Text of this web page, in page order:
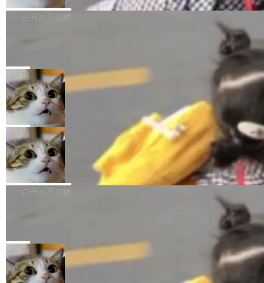
技术判断。 两行 prompt 就能个性化任何软件 C
ness 的内测，可以回复或私信联系我。请附上
Harness 负责把能力落到真实环境中——调用工
具、读写文件、管理上下文、处理错误、完成闭
环。崔添翼招人的标...
型的预览版本 SenseNova U1.5-Lite-Preview。
理解、推理、生成与编辑，还仅以 8B-MoT 的轻
量大小，将能力推进到4K、更精细的真实质感、
更复杂的视觉控制和可持续迭代编辑。 相比 U
1，U1.5-Lite-Preview 在以下方向上带来了显著
提升： 原生支持4K图像生成； 更精细的局部纹
理、细节与真实世界质感； 更准确的中英文文字
生成与复杂版式组织； 更稳定的图...
白开水不加糖
nap。这次是 hwctl——一个用来检查 Ubuntu
硬件认证状态的命令行工具。 Canonical 工程师
Alan Griffiths 在邮件列表中说得很直白：「hwc
tl 是一个 Ubuntu 专有的包，它和它的依赖项都
是 Ubuntu 专有的，不会用在其他发行版上。」
所以 deb 版本的受众实际上为零。既然只有 Ub
untu 用户在用，那用 snap 打包就没什么可纠结
的。 从 deb 到 snap 的迁移路径 hwctl 是 rust-
hwlib 硬件 API 库的一部分，命令行工具负责查
局
Dario Amodei 担心新人来 Anthropic
只为金钱，不为使命
顶级 AI 研究员在两家公司之间来回跳，中间只
隔了几天。 Lilian Weng 上周刚宣布因健康原因
离开 Thinking Machines Lab，说自己作为联合
创始人的角色「太累了」。几天后，The Inform
ation 就曝出她将重回 OpenAI，负责递归自我
改进方向的研究。她是 Thinking Machines 过
一在人才争夺战中失血的公司。六月，Google
连失两员大将：Noam Shazeer 去了 Op...
局
FFmpeg 9.0 发布
FFmpeg 9.0 现已发布，包含多项改进。官方更
新日志列出的 9.0 版本主要更新内容如下： 扩
er HE-AAC 960 解码 (DAB+) transpose_cuda
filter 添加 AMF Frame Rate Converter (vf_frc
_amf) filter SMPTE 2094-50 元数据支持和直
白开水不加糖
Code 在 X 上发帖：「DeepSeek Flash did 8T
tokens on August 1st. 5T of free usage + 3T
on OpenCode Go.」79.8 万次浏览，连带着 #
局
NetBSD 11.0 正式发布